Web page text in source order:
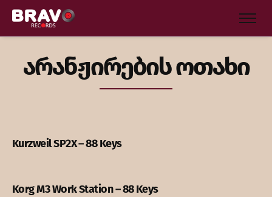
არანჟირების ოთახი
Kurzweil SP2X – 88 Keys
Korg M3 Work Station – 88 Keys